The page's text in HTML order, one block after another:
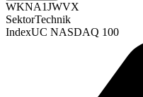
WKNA1JWVX
SektorTechnik
IndexUC NASDAQ 100